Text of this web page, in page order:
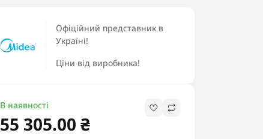
Офіційний представник в
Україні!
Ціни від виробника!
В наявності
55 305.00 ₴